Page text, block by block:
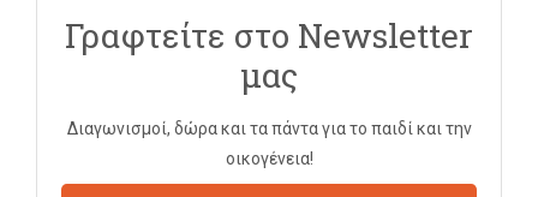
Γραφτείτε στο Newsletter
μας
Διαγωνισμοί, δώρα και τα πάντα για το παιδί και την
οικογένεια!